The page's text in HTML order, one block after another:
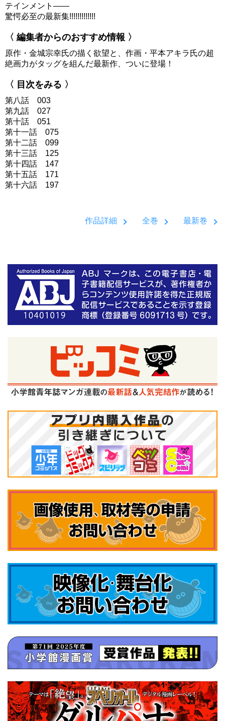
テインメント――
驚愕必至の最新集!!!!!!!!!!!!!
〈 編集者からのおすすめ情報 〉
原作・金城宗幸氏の描く欲望と、作画・平本アキラ氏の超
絶画力がタッグを組んだ最新作、ついに登場！
〈 目次をみる 〉
第八話 003
第九話 027
第十話 051
第十一話 075
第十二話 099
第十三話 125
第十四話 147
第十五話 171
第十六話 197
作品詳細 全巻 最新巻